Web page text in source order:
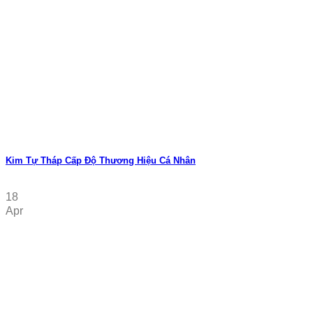
Kim Tự Tháp Cấp Độ Thương Hiệu Cá Nhân
18
Apr